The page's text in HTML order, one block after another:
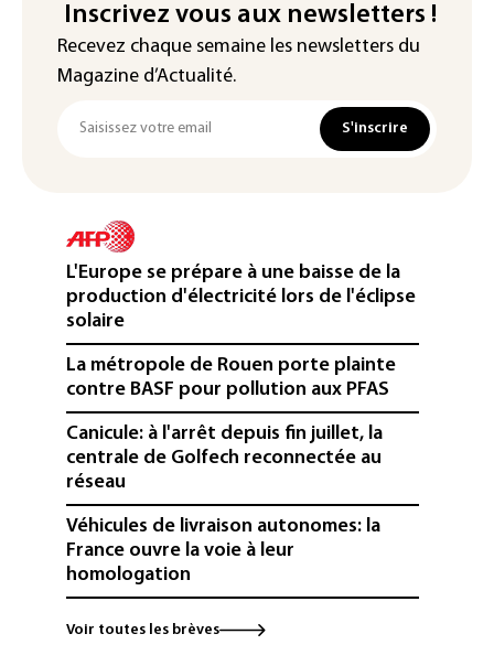
Inscrivez vous aux newsletters !
Recevez chaque semaine les newsletters du
Magazine d’Actualité.
S'inscrire
L'Europe se prépare à une baisse de la
production d'électricité lors de l'éclipse
solaire
La métropole de Rouen porte plainte
contre BASF pour pollution aux PFAS
Canicule: à l'arrêt depuis fin juillet, la
centrale de Golfech reconnectée au
réseau
Véhicules de livraison autonomes: la
France ouvre la voie à leur
homologation
Iris³: Eutelsat investira 3,4 milliards
Voir toutes les brèves